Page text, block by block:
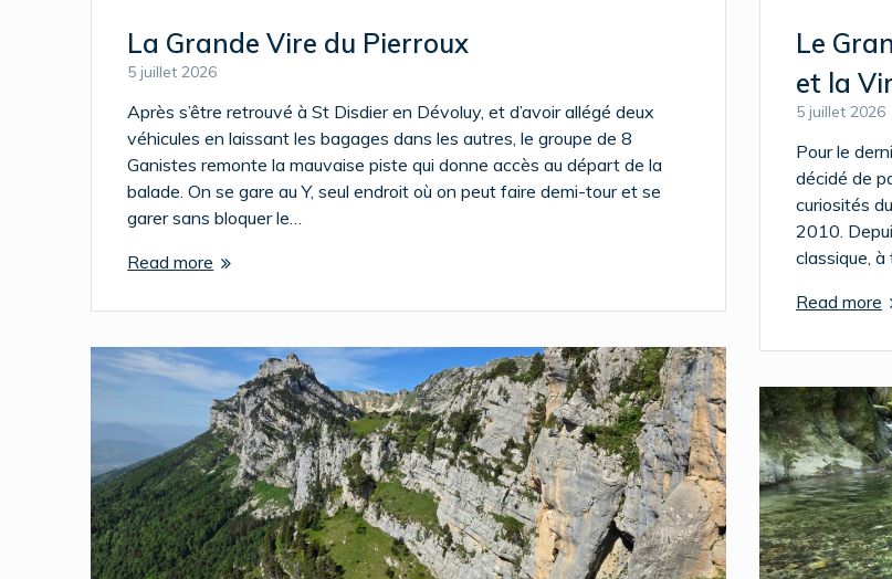
La Grande Vire du Pierroux
5 juillet 2026
Après s’être retrouvé à St Disdier en Dévoluy, et d’avoir allégé deux
véhicules en laissant les bagages dans les autres, le groupe de 8
Ganistes remonte la mauvaise piste qui donne accès au départ de la
balade. On se gare au Y, seul endroit où on peut faire demi-tour et se
garer sans bloquer le…
Read more
Le
et la
5 juillet 2026
Pour le
décidé de
curiosités
2010.
classique, à
Read more